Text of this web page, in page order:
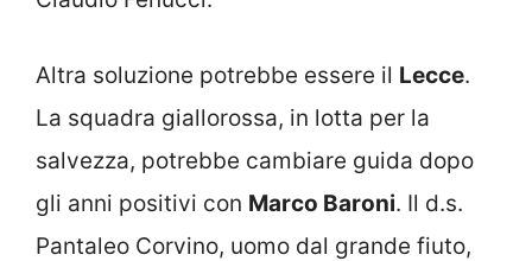
Altra soluzione potrebbe essere il Lecce.
La squadra giallorossa, in lotta per la
salvezza, potrebbe cambiare guida dopo
gli anni positivi con Marco Baroni. Il d.s.
Pantaleo Corvino, uomo dal grande fiuto,